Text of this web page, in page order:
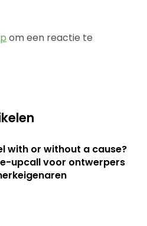
om een reactie te
with or without a cause?
upcall voor ontwerpers